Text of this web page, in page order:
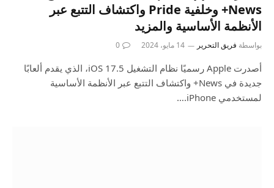
News+ وخلفية Pride واكتشاف التتبع عبر
الأنظمة الأساسية والمزيد
بواسطة فريق التحرير 14 مايو، 2024 0
أصدرت Apple رسميًا نظام التشغيل iOS 17.5، الذي يقدم ألعابًا
جديدة في News+ واكتشاف التتبع عبر الأنظمة الأساسية
لمستخدمي iPhone.…